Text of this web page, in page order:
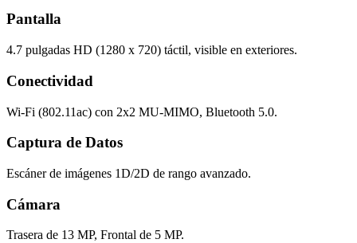
Pantalla
4.7 pulgadas HD (1280 x 720) táctil, visible en exteriores.
Conectividad
Wi-Fi (802.11ac) con 2x2 MU-MIMO, Bluetooth 5.0.
Captura de Datos
Escáner de imágenes 1D/2D de rango avanzado.
Cámara
Trasera de 13 MP, Frontal de 5 MP.